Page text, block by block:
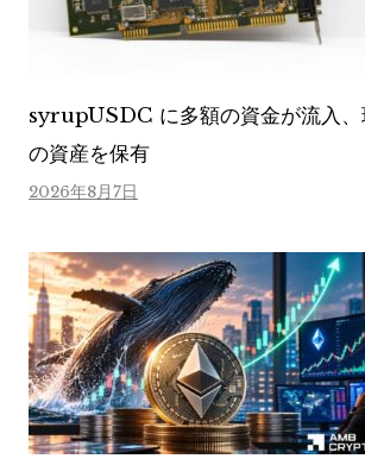
syrupUSDC に多額の資金が流入
の資産を保有
2026年8月7日